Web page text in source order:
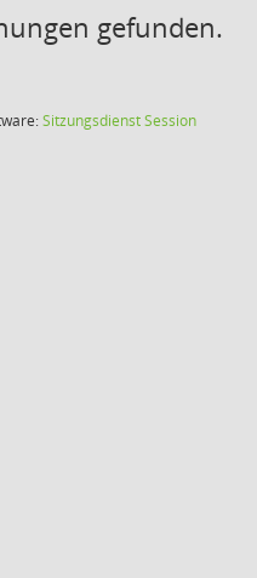
gefunden.
SitzungsdienstSession(Wird in